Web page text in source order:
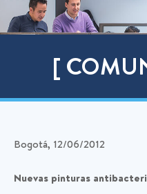
[
Bogotá, 12/06/2012
Nuevas pinturas